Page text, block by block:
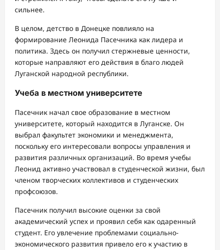
сильнее.
В целом, детство в Донецке повлияло на
формирование Леонида Пасечника как лидера и
политика. Здесь он получил стержневые ценности,
которые направляют его действия в благо людей
Луганской народной республики.
Учеба в местном университете
Пасечник начал свое образование в местном
университете, который находится в Луганске. Он
выбрал факультет экономики и менеджмента,
поскольку его интересовали вопросы управления и
развития различных организаций. Во время учебы
Леонид активно участвовал в студенческой жизни, был
членом творческих коллективов и студенческих
профсоюзов.
Пасечник получил высокие оценки за свой
академический успех и проявил себя как одаренный
студент. Его увлечение проблемами социально-
экономического развития привело его к участию в